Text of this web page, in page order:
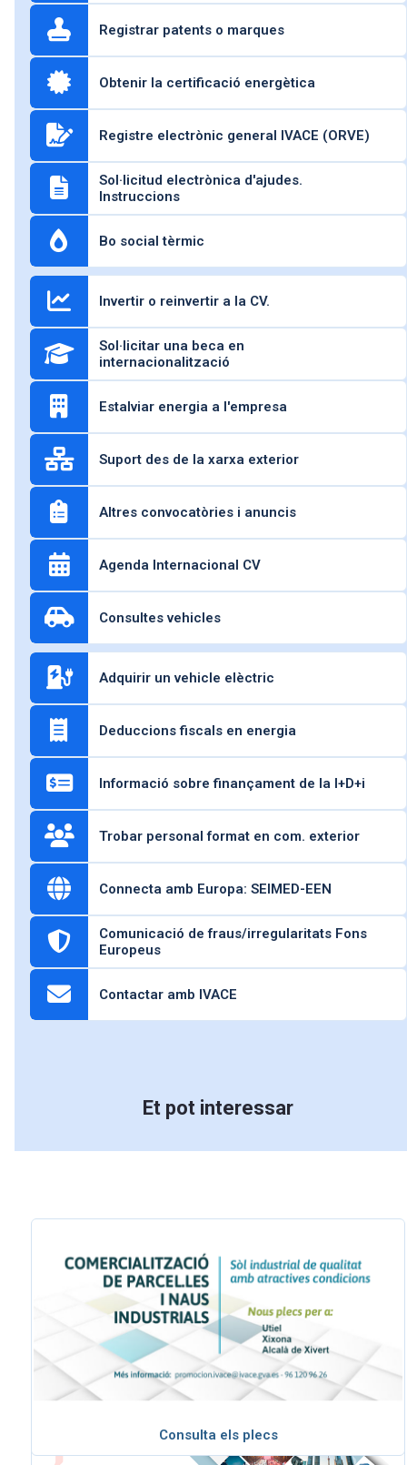
Registrar patents o marques
Obtenir la certificació energètica
Registre electrònic general IVACE (ORVE)
Sol·licitud electrònica d'ajudes.
Instruccions
Bo social tèrmic
Invertir o reinvertir a la CV.
Sol·licitar una beca en
internacionalització
Estalviar energia a l'empresa
Suport des de la xarxa exterior
Altres convocatòries i anuncis
Agenda Internacional CV
Consultes vehicles
Adquirir un vehicle elèctric
Deduccions fiscals en energia
Informació sobre finançament de la I+D+i
Trobar personal format en com. exterior
Connecta amb Europa: SEIMED-EEN
Comunicació de fraus/irregularitats Fons
Europeus
Contactar amb IVACE
Et pot interessar
Consulta els plecs